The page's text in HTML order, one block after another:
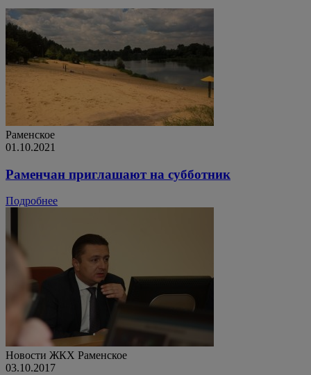
Раменское
01.10.2021
Раменчан приглашают на субботник
Подробнее
Новости ЖКХ Раменское
03.10.2017